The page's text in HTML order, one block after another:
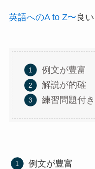
英語へのA to Z〜 良
例文が豊富
解説が的確
練習問題付き
例文が豊富